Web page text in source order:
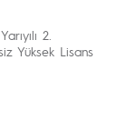
2.
Yüksek Lisans